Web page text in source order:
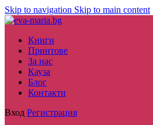
Skip to navigation Skip to main content
Книги
Принтове
За нас
Кауза
Блог
Контакти
Вход Регистрация